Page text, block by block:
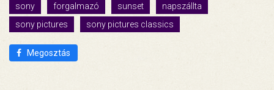
sony
forgalmazó sunset
napszállta
sony pictures
sony pictures classics
Megosztás